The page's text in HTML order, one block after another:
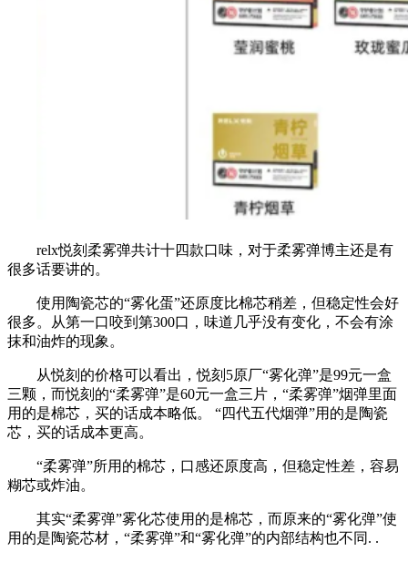
relx悦刻柔雾弹共计十四款口味，对于柔雾弹博主还是有
很多话要讲的。
使用陶瓷芯的“雾化蛋”还原度比棉芯稍差，但稳定性会好
很多。从第一口咬到第300口，味道几乎没有变化，不会有涂
抹和油炸的现象。
从悦刻的价格可以看出，悦刻5原厂“雾化弹”是99元一盒
三颗，而悦刻的“柔雾弹”是60元一盒三片，“柔雾弹”烟弹里面
用的是棉芯，买的话成本略低。 “四代五代烟弹”用的是陶瓷
芯，买的话成本更高。
“柔雾弹”所用的棉芯，口感还原度高，但稳定性差，容易
糊芯或炸油。
其实“柔雾弹”雾化芯使用的是棉芯，而原来的“雾化弹”使
用的是陶瓷芯材，“柔雾弹”和“雾化弹”的内部结构也不同. .